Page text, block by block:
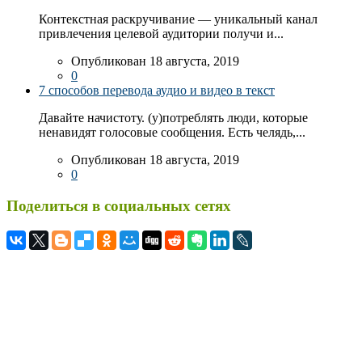
Контекстная раскручивание — уникальный канал
привлечения целевой аудитории получи и...
Опубликован 18 августа, 2019
0
7 способов перевода аудио и видео в текст
Давайте начистоту. (у)потреблять люди, которые
ненавидят голосовые сообщения. Есть челядь,...
Опубликован 18 августа, 2019
0
Поделиться в социальных сетях